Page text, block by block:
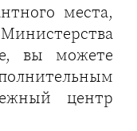
места,
вы можете
центр